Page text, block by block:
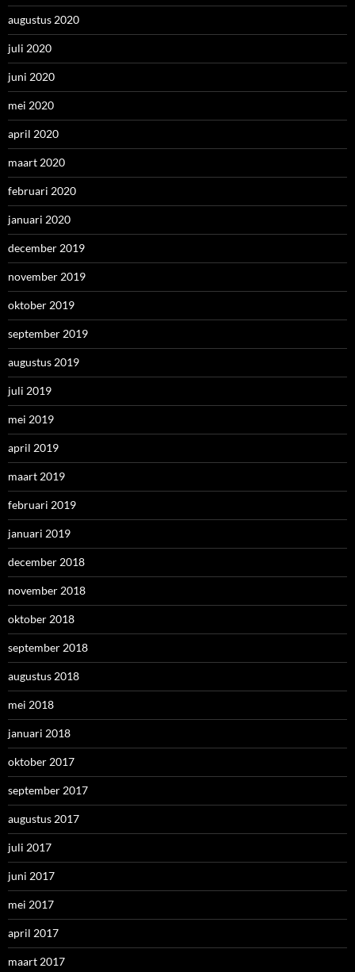
augustus 2020
juli 2020
juni 2020
mei 2020
april 2020
maart 2020
februari 2020
januari 2020
december 2019
november 2019
oktober 2019
september 2019
augustus 2019
juli 2019
mei 2019
april 2019
maart 2019
februari 2019
januari 2019
december 2018
november 2018
oktober 2018
september 2018
augustus 2018
mei 2018
januari 2018
oktober 2017
september 2017
augustus 2017
juli 2017
juni 2017
mei 2017
april 2017
maart 2017